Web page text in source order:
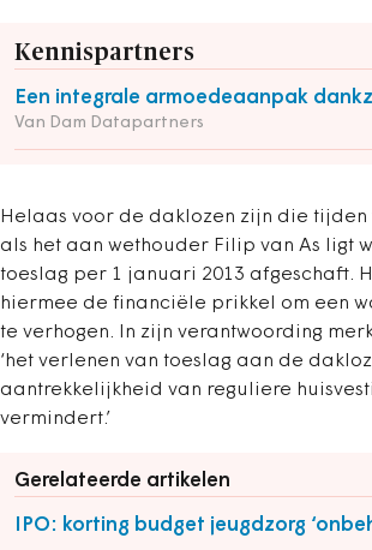
Kennispartners
Een integrale armoedeaanpak
Van Dam Datapartners
Helaas voor de daklozen zijn die
als het aan wethouder Filip van As ligt
toeslag per 1 januari 2013 afgeschaft.
hiermee de financiële prikkel om een
te verhogen. In zijn verantwoording
‘het verlenen van toeslag aan de
aantrekkelijkheid van reguliere
vermindert.’
Gerelateerde artikelen
IPO: korting budget jeugdzorg